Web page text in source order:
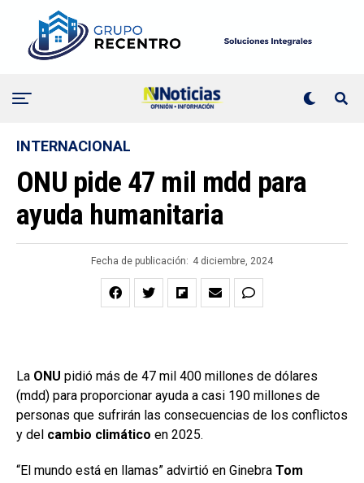
INTERNACIONAL
ONU pide 47 mil mdd para
ayuda humanitaria
Fecha de publicación: 4 diciembre, 2024
La ONU pidió más de 47 mil 400 millones de dólares
(mdd) para proporcionar ayuda a casi 190 millones de
personas que sufrirán las consecuencias de los conflictos
y del cambio climático en 2025.
“El mundo está en llamas” advirtió en Ginebra Tom